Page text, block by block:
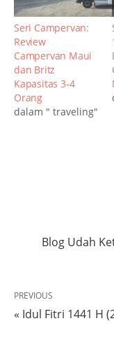
Seri Campervan:
Review
Campervan Maui
dan Britz
Kapasitas 3-4
Orang
dalam " traveling"
Blog Udah
PREVIOUS
« Idul Fitri 1441 H